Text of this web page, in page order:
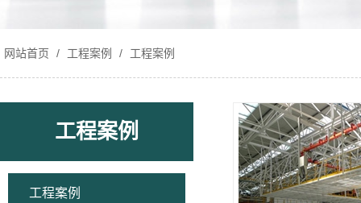
网站首页 / 工程案例 / 工程案例
工程案例
工程案例